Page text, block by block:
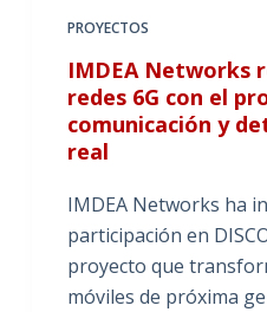
PROYECTOS
IMDEA Networks
redes 6G con el
comunicación y
real
IMDEA Networks ha
participación en
proyecto que
móviles de próxima